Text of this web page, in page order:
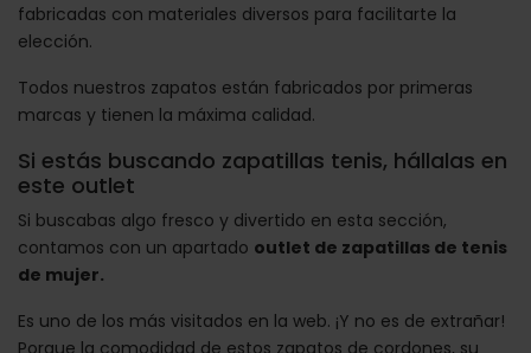
fabricadas con materiales diversos para facilitarte la
elección.
Todos nuestros zapatos están fabricados por primeras
marcas y tienen la máxima calidad.
Si estás buscando zapatillas tenis, hállalas en
este outlet
Si buscabas algo fresco y divertido en esta sección,
contamos con un apartado outlet de zapatillas de tenis
de mujer.
Es uno de los más visitados en la web. ¡Y no es de extrañar!
Porque la comodidad de estos zapatos de cordones, su